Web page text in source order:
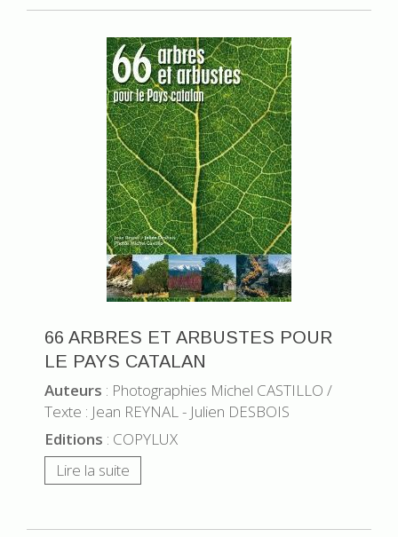
66 ARBRES ET ARBUSTES POUR
LE PAYS CATALAN
Auteurs : Photographies Michel CASTILLO /
Texte : Jean REYNAL - Julien DESBOIS
Editions : COPYLUX
Lire la suite